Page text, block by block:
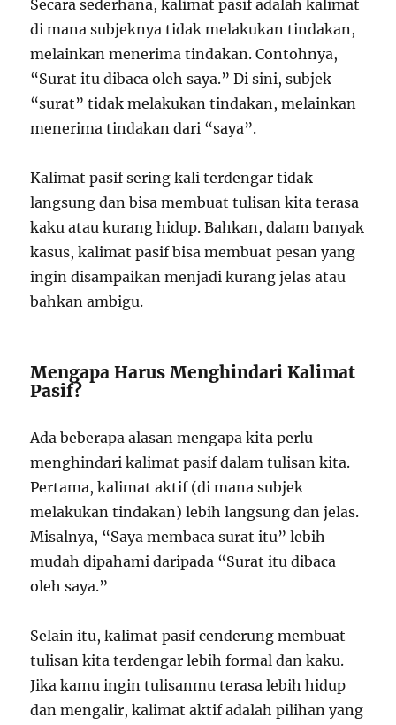
Secara sederhana, kalimat pasif adalah kalimat
di mana subjeknya tidak melakukan tindakan,
melainkan menerima tindakan. Contohnya,
“Surat itu dibaca oleh saya.” Di sini, subjek
“surat” tidak melakukan tindakan, melainkan
menerima tindakan dari “saya”.
Kalimat pasif sering kali terdengar tidak
langsung dan bisa membuat tulisan kita terasa
kaku atau kurang hidup. Bahkan, dalam banyak
kasus, kalimat pasif bisa membuat pesan yang
ingin disampaikan menjadi kurang jelas atau
bahkan ambigu.
Mengapa Harus Menghindari Kalimat
Pasif?
Ada beberapa alasan mengapa kita perlu
menghindari kalimat pasif dalam tulisan kita.
Pertama, kalimat aktif (di mana subjek
melakukan tindakan) lebih langsung dan jelas.
Misalnya, “Saya membaca surat itu” lebih
mudah dipahami daripada “Surat itu dibaca
oleh saya.”
Selain itu, kalimat pasif cenderung membuat
tulisan kita terdengar lebih formal dan kaku.
Jika kamu ingin tulisanmu terasa lebih hidup
dan mengalir, kalimat aktif adalah pilihan yang